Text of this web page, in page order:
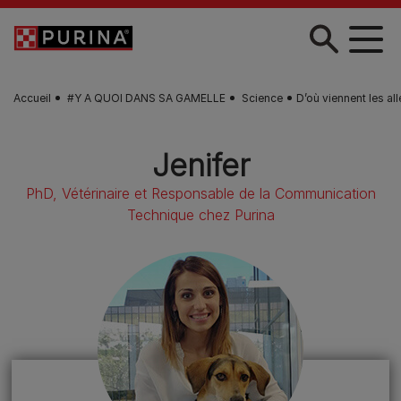
Skip to main content
Accueil #Y A QUOI DANS SA GAMELLE Science D’où viennent les
Jenifer
PhD, Vétérinaire et Responsable de la Communication
Technique chez Purina